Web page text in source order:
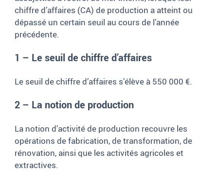
chiffre d’affaires (CA) de production a atteint ou
dépassé un certain seuil au cours de l’année
précédente.
1 – Le seuil de chiffre d’affaires
Le seuil de chiffre d’affaires s’élève à 550 000 €.
2 – La notion de production
La notion d’activité de production recouvre les
opérations de fabrication, de transformation, de
rénovation, ainsi que les activités agricoles et
extractives.